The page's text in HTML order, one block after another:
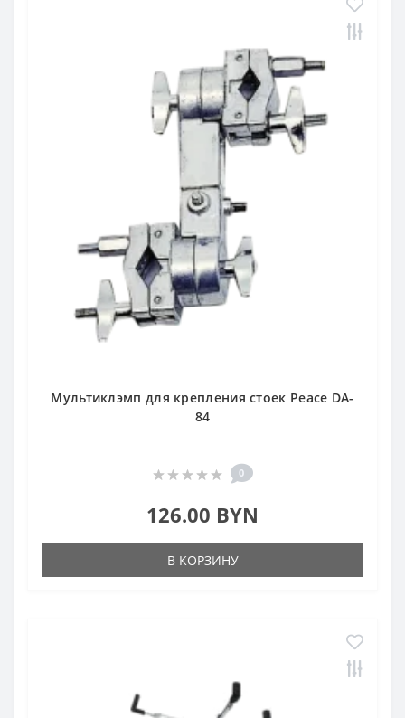
Мультиклэмп для крепления стоек Peace DA-
84
0
126.00 BYN
В КОРЗИНУ